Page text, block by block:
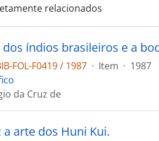
relacionados
índios brasileiros e a
FOL-F0419 / 1987 · Item · 1987
da Cruz de
a arte dos Huni Kui.